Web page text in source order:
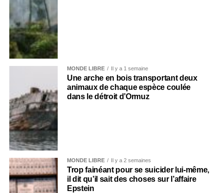
MONDE LIBRE Il y a 1 semaine
Une arche en bois transportant deux
animaux de chaque espèce coulée
dans le détroit d’Ormuz
MONDE LIBRE Il y a 2 semaines
Trop fainéant pour se suicider lui-même,
il dit qu’il sait des choses sur l’affaire
Epstein